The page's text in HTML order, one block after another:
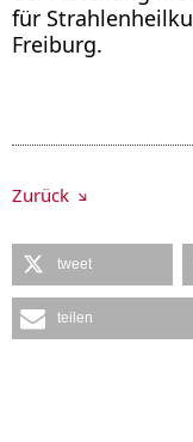
für
Freiburg.
Zurück
tweet
teilen